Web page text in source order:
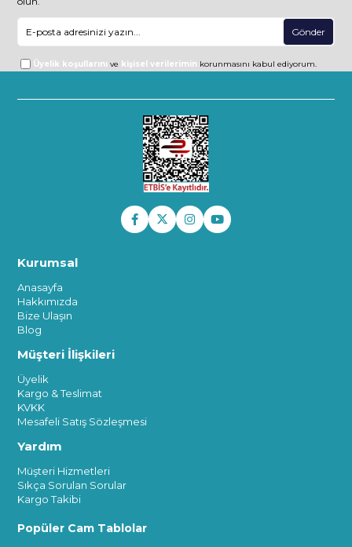
Gönder
Üyelik koşullarını ve kişisel verilerimin korunmasını kabul ediyorum.
Kurumsal
Anasayfa
Hakkımızda
Bize Ulaşın
Blog
Müşteri İlişkileri
Üyelik
Kargo & Teslimat
KVKK
Mesafeli Satış Sözleşmesi
Yardım
Müşteri Hizmetleri
Sıkça Sorulan Sorular
Kargo Takibi
Popüler Cam Tablolar